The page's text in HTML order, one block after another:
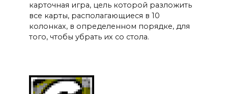
карточная игра, цель которой разложить
все карты, располагающиеся в 10
колонках, в определенном порядке, для
того, чтобы убрать их со стола.